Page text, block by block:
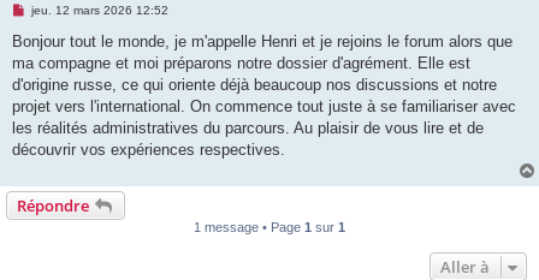
M
s
a
g
n
o
l
jeu. 12 mars 2026 12:52
Bonjour tout le monde, je m'appelle Henri et je rejoins le forum alors que
ma compagne et moi préparons notre dossier d'agrément. Elle est
d'origine russe, ce qui oriente déjà beaucoup nos discussions et notre
projet vers l'international. On commence tout juste à se familiariser avec
les réalités administratives du parcours. Au plaisir de vous lire et de
découvrir vos expériences respectives.
Répondre
1 message • Page 1 sur 1
Aller à